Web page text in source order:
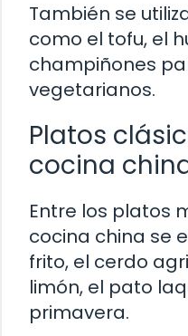
También se
como el tofu, el
champiñones
vegetarianos.
Platos
cocina
Entre los platos
cocina china se
frito, el cerdo
limón, el pato
primavera.